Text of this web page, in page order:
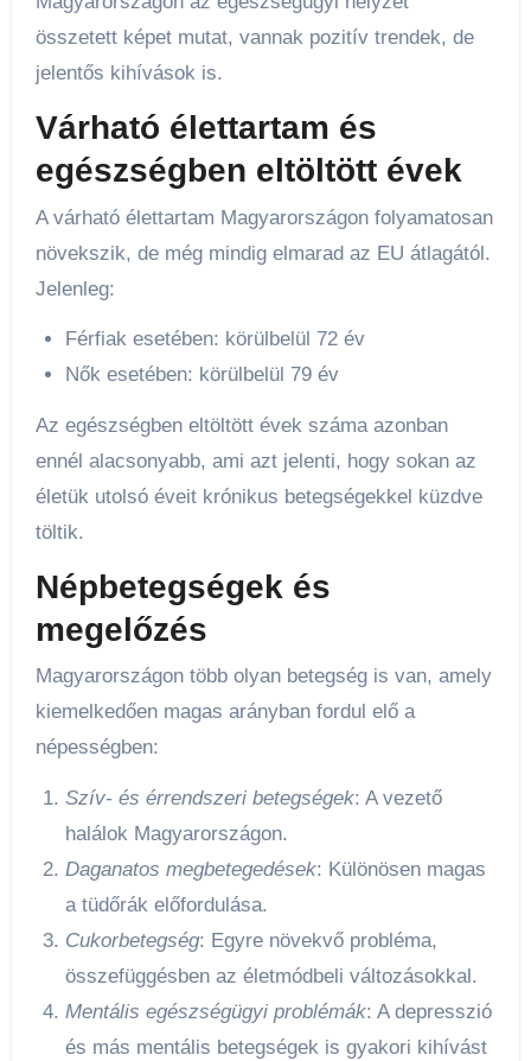
összetett képet mutat, vannak pozitív trendek, de
jelentős kihívások is.
Várható élettartam és
egészségben eltöltött évek
A várható élettartam Magyarországon folyamatosan
növekszik, de még mindig elmarad az EU átlagától.
Jelenleg:
Férfiak esetében: körülbelül 72 év
Nők esetében: körülbelül 79 év
Az egészségben eltöltött évek száma azonban
ennél alacsonyabb, ami azt jelenti, hogy sokan az
életük utolsó éveit krónikus betegségekkel küzdve
töltik.
Népbetegségek és
megelőzés
Magyarországon több olyan betegség is van, amely
kiemelkedően magas arányban fordul elő a
népességben:
Szív- és érrendszeri betegségek: A vezető
halálok Magyarországon.
Daganatos megbetegedések: Különösen magas
a tüdőrák előfordulása.
Cukorbetegség: Egyre növekvő probléma,
összefüggésben az életmódbeli változásokkal.
Mentális egészségügyi problémák: A depresszió
és más mentális betegségek is gyakori kihívást